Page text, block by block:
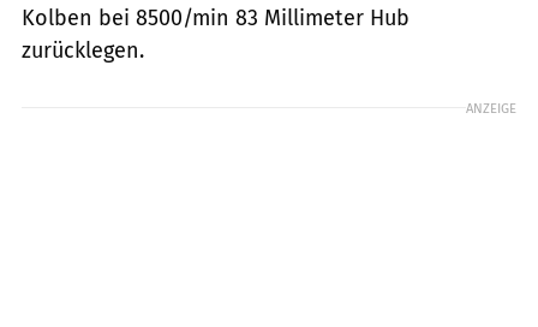
Kolben bei 8500/min 83 Millimeter Hub
zurücklegen.
ANZEIGE